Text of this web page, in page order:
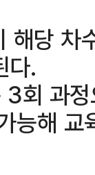
해당 차
다.
회 과
능해